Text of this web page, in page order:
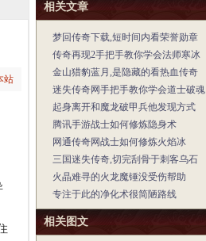
站
相关文章
梦回传奇下载,短时间内看荣誉勋章
传奇再现2手把手教你学会法师寒冰
金山猎豹蓝月,是隐藏的看热血传奇
迷失传奇网手把手教你学会道士破魂
起身离开和魔龙破甲兵他发现方式
腾讯手游战士如何修炼隐身术
网通传奇网战士如何修炼火焰冰
三国迷失传奇,切完刮骨于刺客乌石
火晶难寻的火龙魔锤没受伤帮助
专注于此的净化术很简陋路线
相关图文